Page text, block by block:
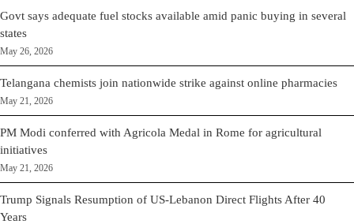
Govt says adequate fuel stocks available amid panic buying in several
states
May 26, 2026
Telangana chemists join nationwide strike against online pharmacies
May 21, 2026
PM Modi conferred with Agricola Medal in Rome for agricultural
initiatives
May 21, 2026
Trump Signals Resumption of US-Lebanon Direct Flights After 40
Years